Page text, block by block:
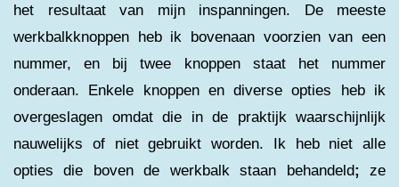
het resultaat van mijn inspanningen. De meeste
werkbalkknoppen heb ik bovenaan voorzien van een
nummer, en bij twee knoppen staat het nummer
onderaan. Enkele knoppen en diverse opties heb ik
overgeslagen omdat die in de praktijk waarschijnlijk
nauwelijks of niet gebruikt worden. Ik heb niet alle
opties die boven de werkbalk staan behandeld; ze